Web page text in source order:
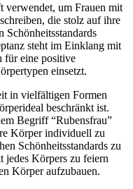
verwendet, um Frauen mit
die stolz auf ihre
Schönheitsstandards
steht im Einklang mit
für eine positive
einsetzt.
in vielfältigen Formen
beschränkt ist.
Begriff “Rubensfrau”
Körper individuell zu
Schönheitsstandards zu
jedes Körpers zu feiern
Körper aufzubauen.